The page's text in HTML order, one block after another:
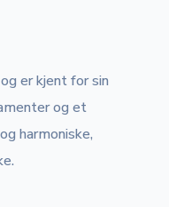
er kjent for sin
og et
harmoniske,